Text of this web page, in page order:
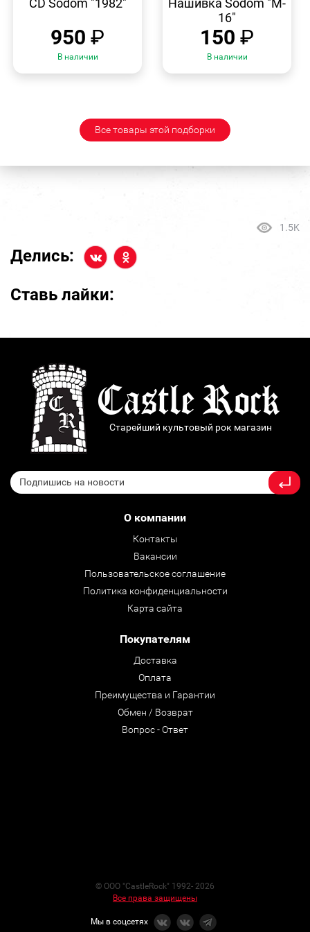
CD Sodom "1982"
950 ₽
В наличии
Нашивка Sodom "M-
16"
150 ₽
В наличии
Все товары этой подборки
1.5K
Делись:
Ставь лайки:
Старейший культовый рок магазин
О компании
Контакты
Вакансии
Пользовательское соглашение
Политика конфиденциальности
Карта сайта
Покупателям
Доставка
Оплата
Преимущества и Гарантии
Обмен / Возврат
Вопрос - Ответ
© ООО "CastleRock" 1992- 2026
Все права защищены
Мы в соцсетях